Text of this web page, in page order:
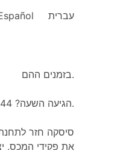
עברית
בזמנים ההם.
הגיעה השעה? 44.
את פקידי המכס.